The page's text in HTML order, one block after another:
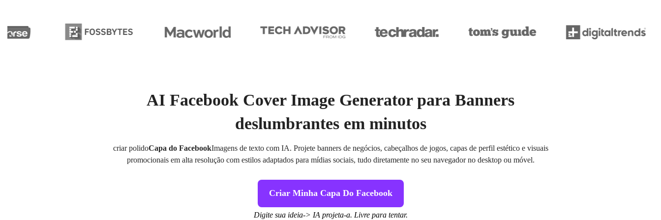
AI Facebook Cover Image Generator para Banners
deslumbrantes em minutos
criar polidoCapa do FacebookImagens de texto com IA. Projete banners de negócios, cabeçalhos de jogos, capas de perfil estético e visuais
promocionais em alta resolução com estilos adaptados para mídias sociais, tudo diretamente no seu navegador no desktop ou móvel.
Criar Minha Capa Do Facebook
Digite sua ideia-> IA projeta-a. Livre para tentar.